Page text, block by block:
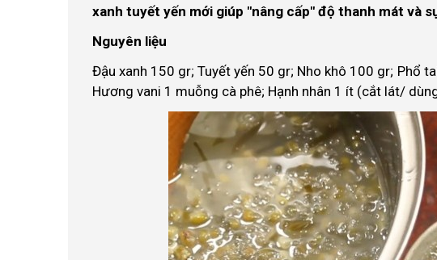
xanh tuyết yến mới giúp "nâng cấp" độ thanh mát và
Nguyên liệu
Đậu xanh 150 gr; Tuyết yến 50 gr; Nho khô 100 gr; Phổ
Hương vani 1 muỗng cà phê; Hạnh nhân 1 ít (cắt lát/